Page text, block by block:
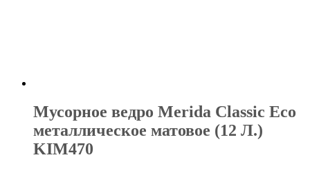
Мусорное ведро Merida Classic Eco
металлическое матовое (12 Л.)
KIM470